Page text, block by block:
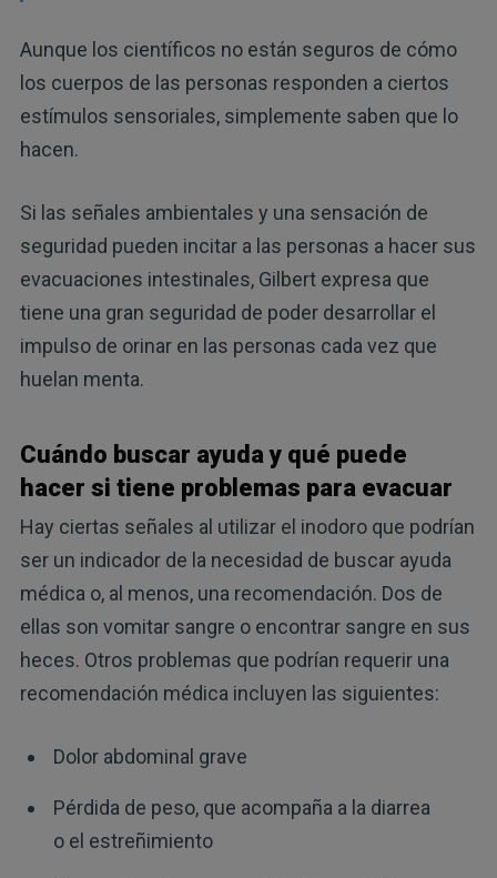
Aunque los científicos no están seguros de cómo
los cuerpos de las personas responden a ciertos
estímulos sensoriales, simplemente saben que lo
hacen.
Si las señales ambientales y una sensación de
seguridad pueden incitar a las personas a hacer sus
evacuaciones intestinales, Gilbert expresa que
tiene una gran seguridad de poder desarrollar el
impulso de orinar en las personas cada vez que
huelan menta.
Cuándo buscar ayuda y qué puede
hacer si tiene problemas para evacuar
Hay ciertas señales al utilizar el inodoro que podrían
ser un indicador de la necesidad de buscar ayuda
médica o, al menos, una recomendación. Dos de
ellas son vomitar sangre o encontrar sangre en sus
heces. Otros problemas que podrían requerir una
recomendación médica incluyen las siguientes:
Dolor abdominal grave
Pérdida de peso, que acompaña a la diarrea
o el estreñimiento